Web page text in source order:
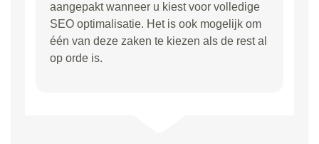
aangepakt wanneer u kiest voor volledige
SEO optimalisatie. Het is ook mogelijk om
één van deze zaken te kiezen als de rest al
op orde is.